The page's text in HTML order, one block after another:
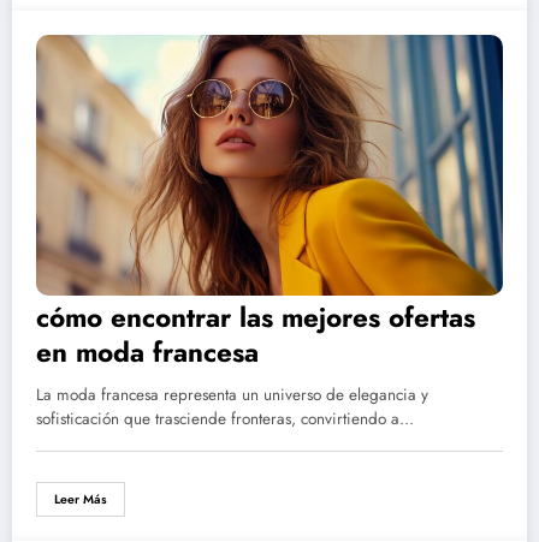
cómo encontrar las mejores ofertas
en moda francesa
La moda francesa representa un universo de elegancia y
sofisticación que trasciende fronteras, convirtiendo a…
Leer Más